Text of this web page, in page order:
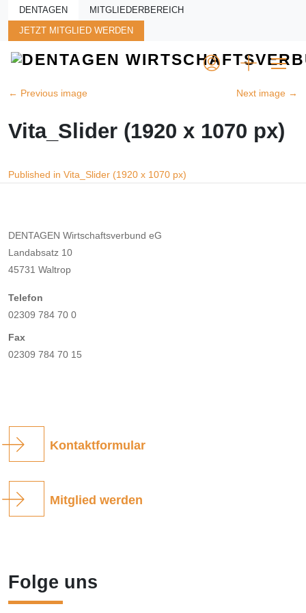
Skip to main content
DENTAGEN MITGLIEDERBEREICH
JETZT MITGLIED WERDEN
← Previous image Next image →
Vita_Slider (1920 x 1070 px)
Beitragsnavigation
Published in Vita_Slider (1920 x 1070 px)
DENTAGEN Wirtschaftsverbund eG
Landabsatz 10
45731 Waltrop
Telefon
02309 784 70 0
Fax
02309 784 70 15
Kontaktformular
Mitglied werden
Folge uns